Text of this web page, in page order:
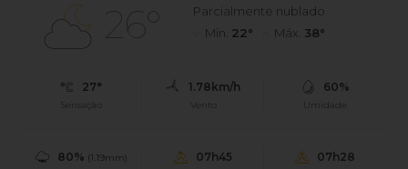
26°
Parcialmente nublado
Mín. 22° Máx. 38°
27°
Sensação
1.78km/h
Vento
60%
Umidade
80% (1.19mm)
07h45 07h28